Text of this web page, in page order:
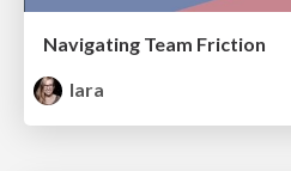
Navigating Team Friction
lara